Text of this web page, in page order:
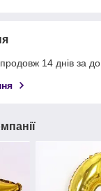
14 днів за